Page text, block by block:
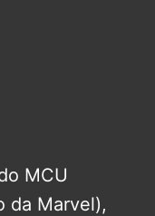
MCU
da Marvel),